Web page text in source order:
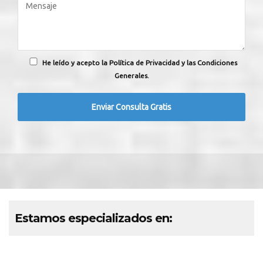
He leído y acepto la Política de Privacidad y las Condiciones
Generales.
Estamos especializados en: